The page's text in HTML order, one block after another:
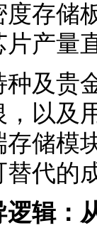
度存储
产量
种及贵
，以及
存储模
替代的
辑：